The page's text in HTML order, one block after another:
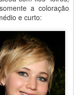
a coloração
e curto: